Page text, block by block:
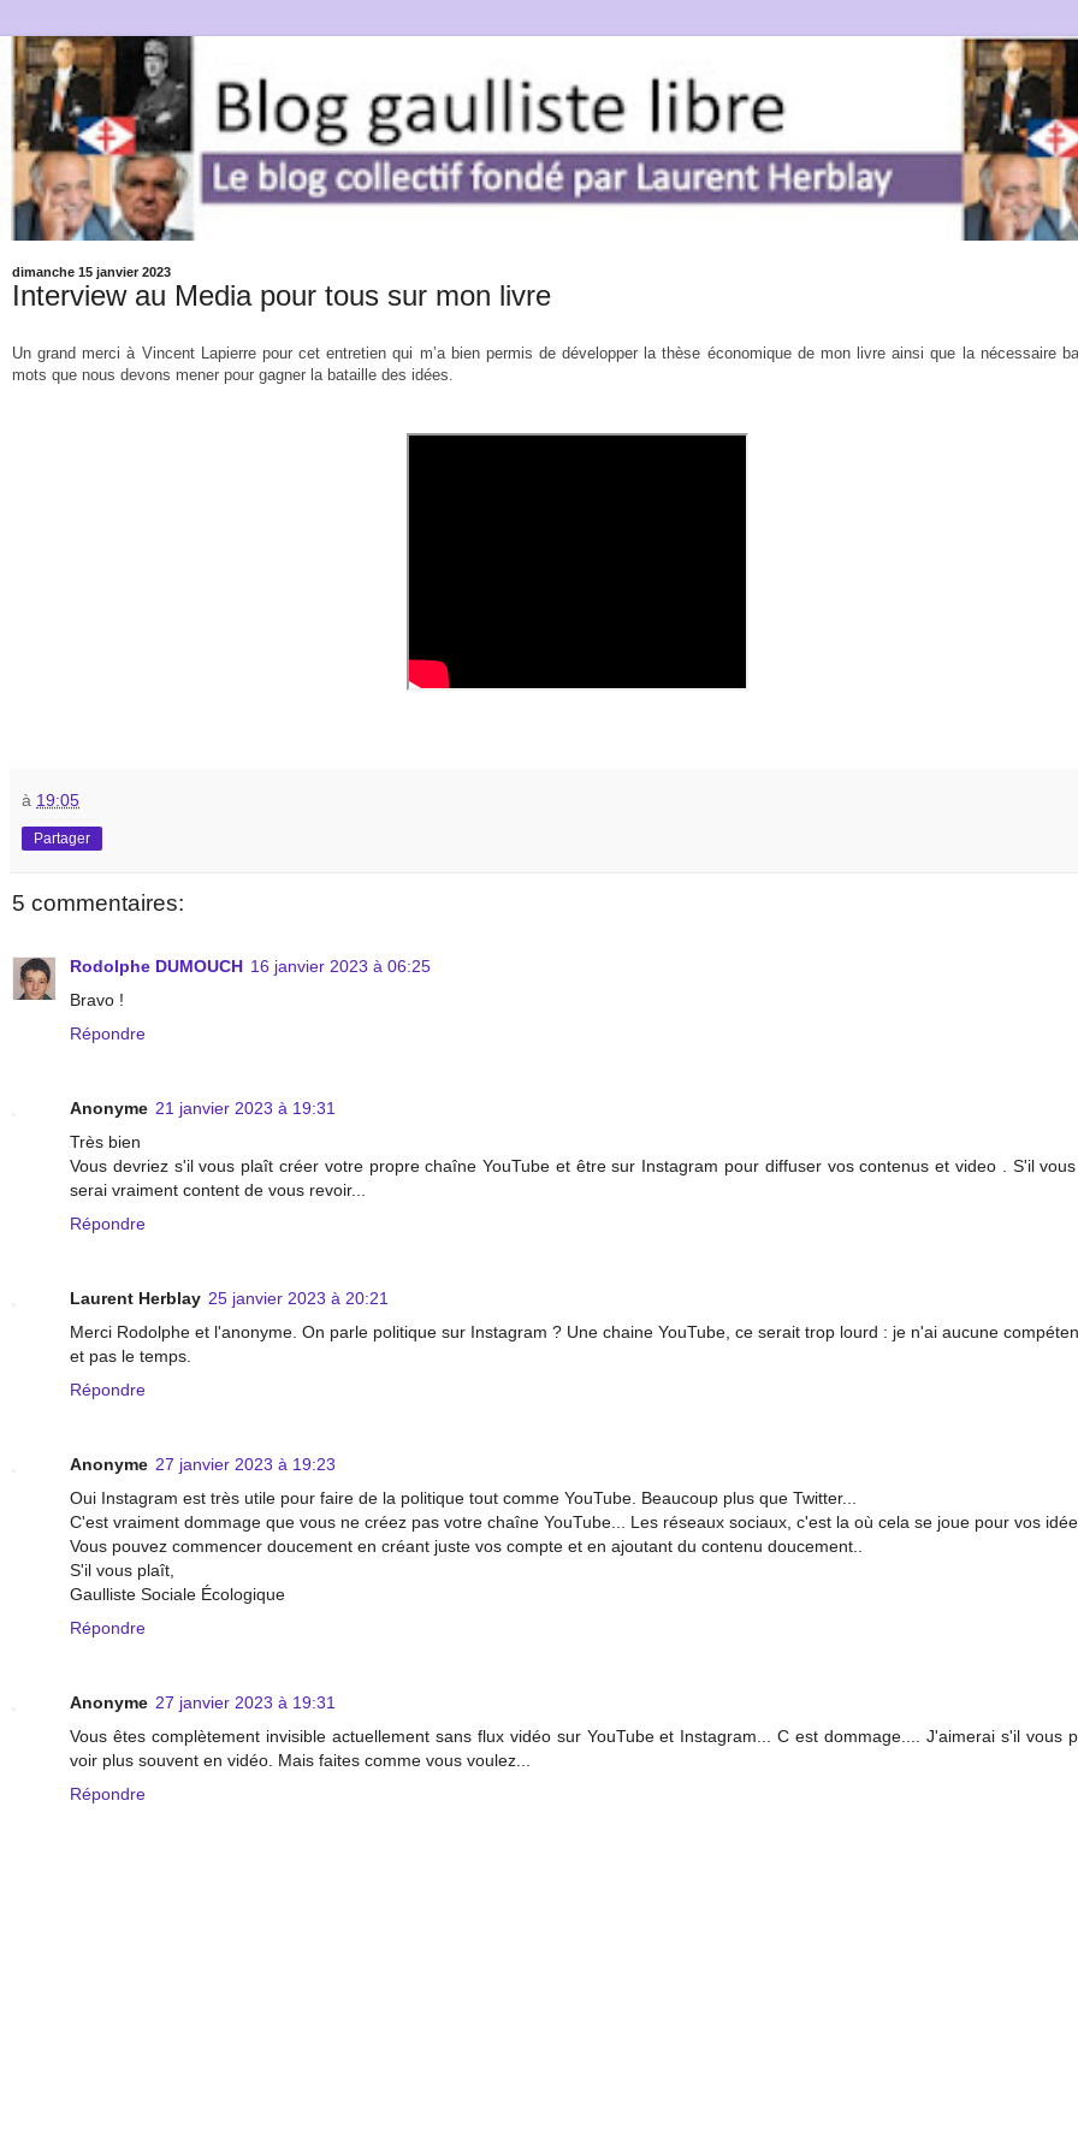
dimanche 15 janvier 2023
Interview au Media pour tous sur mon livre
Un grand merci à Vincent Lapierre pour cet entretien qui m’a bien permis de développer la thèse économique de mon livre ainsi que la nécessaire
mots que nous devons mener pour gagner la bataille des idées.
à 19:05
Partager
5 commentaires:
Rodolphe DUMOUCH 16 janvier 2023 à 06:25
Bravo !
Répondre
Anonyme 21 janvier 2023 à 19:31
Très bien
Vous devriez s'il vous plaît créer votre propre chaîne YouTube et être sur Instagram pour diffuser vos contenus et video . S'il
serai vraiment content de vous revoir...
Répondre
Laurent Herblay 25 janvier 2023 à 20:21
Merci Rodolphe et l'anonyme. On parle politique sur Instagram ? Une chaine YouTube, ce serait trop lourd : je n'ai aucune
et pas le temps.
Répondre
Anonyme 27 janvier 2023 à 19:23
Oui Instagram est très utile pour faire de la politique tout comme YouTube. Beaucoup plus que Twitter...
C'est vraiment dommage que vous ne créez pas votre chaîne YouTube... Les réseaux sociaux, c'est la où cela se joue pour vos
Vous pouvez commencer doucement en créant juste vos compte et en ajoutant du contenu doucement..
S'il vous plaît,
Gaulliste Sociale Écologique
Répondre
Anonyme 27 janvier 2023 à 19:31
Vous êtes complètement invisible actuellement sans flux vidéo sur YouTube et Instagram... C est dommage.... J'aimerai s'il vous
voir plus souvent en vidéo. Mais faites comme vous voulez...
Répondre